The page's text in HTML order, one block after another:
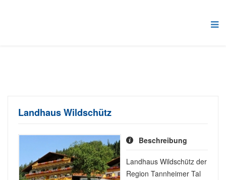
Landhaus Wildschütz
Beschreibung
Landhaus Wildschütz der
Region Tannheimer Tal